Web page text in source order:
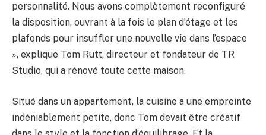
personnalité. Nous avons complètement reconfiguré
la disposition, ouvrant à la fois le plan d’étage et les
plafonds pour insuffler une nouvelle vie dans l’espace
», explique Tom Rutt, directeur et fondateur de TR
Studio, qui a rénové toute cette maison.
Situé dans un appartement, la cuisine a une empreinte
indéniablement petite, donc Tom devait être créatif